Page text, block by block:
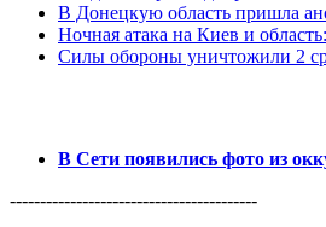
В Донецкую область пришла
Ночная атака на Киев и
Силы обороны уничтожили 2
В Сети появились фото из
-----------------------------------------